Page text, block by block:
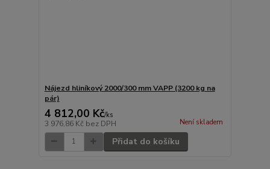
Nájezd hliníkový 2000/300 mm VAPP (3200 kg na
pár)
4 812,00 Kč/ks
3 976,86 Kč bez DPH Není skladem
Přidat do košíku